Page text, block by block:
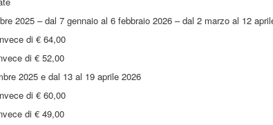
2025 – dal 7 gennaio al 6 febbraio 2026 – dal 2 marzo al 12
di € 64,00
di € 52,00
2025 e dal 13 al 19 aprile 2026
di € 60,00
di € 49,00